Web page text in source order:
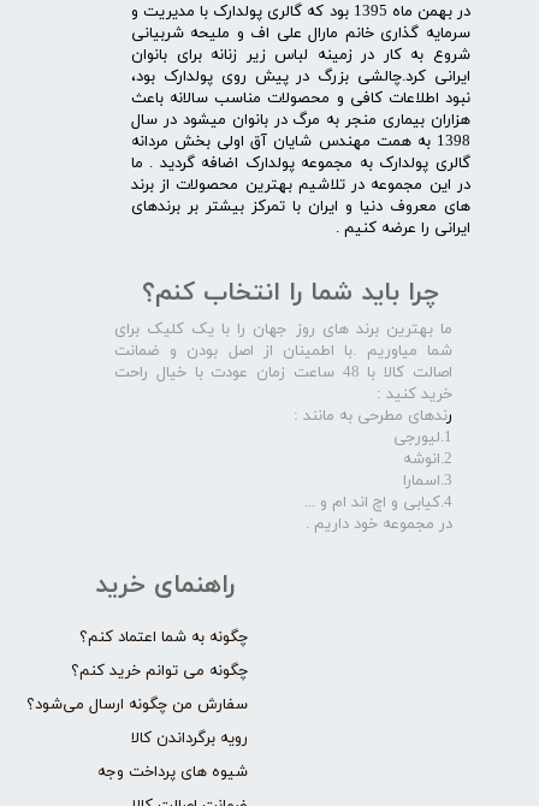
در بهمن ماه 1395 بود که گالری پولدارک با مدیریت و
سرمایه گذاری خانم مارال علی اف و ملیحه شربیانی
شروع به کار در زمینه لباس زیر زنانه برای بانوان
ایرانی کرد.چالشی بزرگ در پیش روی پولدارک بود،
نبود اطلاعات کافی و محصولات مناسب سالانه باعث
هزاران بیماری منجر به مرگ در بانوان میشود در سال
1398 به همت مهندس شایان آق اولی بخش مردانه
گالری پولدارک به مجموعه پولدارک اضافه گردید . ما
در این مجموعه در تلاشیم بهترین محصولات از برند
های معروف دنیا و ایران با تمرکز بیشتر بر برندهای
ایرانی را عرضه کنیم .​​​​​​​
راهنمای خرید
چگونه به شما اعتماد کنم؟
چگونه می توانم خرید کنم؟
سفارش من چگونه ارسال می‌شود؟
رویه برگرداندن کالا
شیوه های پرداخت وجه
چرا باید شما را انتخاب کنم؟
ما بهترین برند های روز جهان را با یک کلیک برای
شما میاوریم .با اطمینان از اصل بودن و ضمانت
اصالت کالا با 48 ساعت زمان عودت با خیال راحت
خرید کنید :
رندهای مطرحی به مانند :
1.لیورجی
2.انوشه
3.اسمارا
4.کیابی و اچ اند ام و ...
در مجموعه خود داریم .​​​​​​​